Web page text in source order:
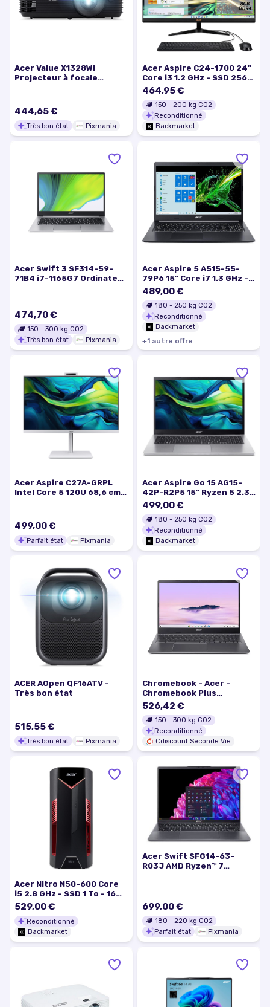
Acer Value X1328Wi
Projecteur à focale
(1280x800) Compatibilité
3D Noir - Très bon état
444,65 €
Très bon état Pixmania
Acer Aspire C24-1700 24"
Core i3 1.2 GHz - SSD 256
GB - 8GB QWERTY - Italien
464,95 €
150 - 200 kg CO2
Reconditionné
Backmarket
Acer Swift 3 SF314-59-
71B4 i7-1165G7 Ordinateur
SSD Wi-Fi 6 (802.11ax)
Windows 10 Home Argent -
Très bon état
474,70 €
150 - 300 kg CO2
Très bon état
Pixmania
Acer Aspire 5 A515-55-
79P6 15" Core i7 1.3 GHz -
SSD 512 Go - 8 Go AZERTY -
Français
489,00 €
180 - 250 kg CO2
Reconditionné
Backmarket
+1 autre offre
Acer Aspire C27A-GRPL
Intel Core 5 120U 68,6 cm
SDRAM 512 Go SSD
Windows 11 Home Blanc -
Excellent état
499,00 €
Parfait état Pixmania
Acer Aspire Go 15 AG15-
42P-R2P5 15" Ryzen 5 2.3
GHz - SSD 512 Go - 8 Go
AZERTY - Français
499,00 €
180 - 250 kg CO2
Reconditionné
Backmarket
ACER AOpen QF16ATV -
Très bon état
515,55 €
Très bon état Pixmania
Chromebook - Acer -
Chromebook Plus
Enterprise 515 - Intel Core
i5 - 8 Go RAM - 128 Go SSD
526,42 €
150 - 300 kg CO2
Reconditionné
Cdiscount Seconde Vie
Acer Nitro N50-600 Core
i5 2.8 GHz - SSD 1 To - 16
Go - NVIDIA GeForce GTX
1050
529,00 €
Reconditionné
Backmarket
Acer Swift SFG14-63-
R03J AMD Ryzen™ 7
SSD Wi-Fi 7 (802.11be)
Windows 11 Home Gris -
Excellent état
699,00 €
180 - 220 kg CO2
Parfait état
Pixmania